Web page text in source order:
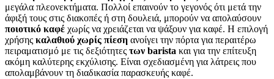
μεγάλα πλεονεκτήματα. Πολλοί επαινούν το γεγονός ότι μετά την
άφιξή τους στις διακοπές ή στη δουλειά, μπορούν να απολαύσουν
ποιοτικό καφέ χωρίς να χρειάζεται να ψάξουν για καφέ. Η επιλογή
χρήσης καλαθιού χωρίς πίεση ανοίγει την πόρτα για περαιτέρω
πειραματισμό με τις δεξιότητες των barista και για την επίτευξη
ακόμη καλύτερης εκχύλισης. Είναι σχεδιασμένη για λάτρεις που
απολαμβάνουν τη διαδικασία παρασκευής καφέ.